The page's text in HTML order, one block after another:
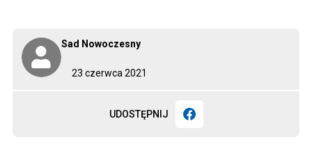
23 czerwca 2021
Sad Nowoczesny
UDOSTĘPNIJ